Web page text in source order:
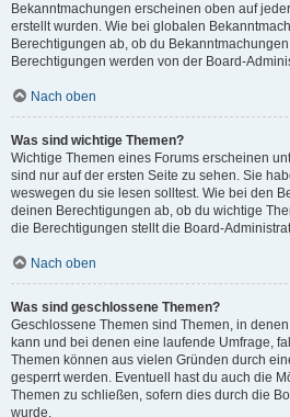
Bekanntmachungen erscheinen oben auf
erstellt wurden. Wie bei globalen
Berechtigungen ab, ob du
Berechtigungen werden von der Board-
Nach oben
Was sind wichtige Themen?
Wichtige Themen eines Forums erscheinen
sind nur auf der ersten Seite zu sehen. Sie
weswegen du sie lesen solltest. Wie bei den
deinen Berechtigungen ab, ob du wichtige
die Berechtigungen stellt die Board-
Nach oben
Was sind geschlossene Themen?
Geschlossene Themen sind Themen, in
kann und bei denen eine laufende Umfrage,
Themen können aus vielen Gründen durch
gesperrt werden. Eventuell hast du auch die
Themen zu schließen, sofern dies durch die
wurde.